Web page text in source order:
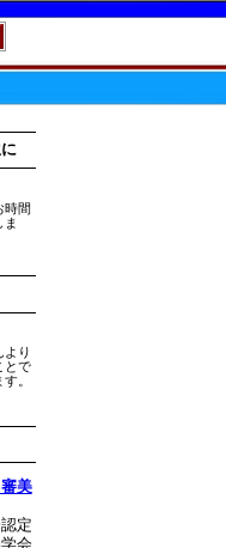
時間
ま
より
とで
。
美
定
会